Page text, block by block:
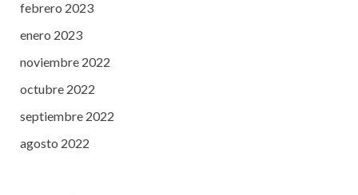
febrero 2023
enero 2023
noviembre 2022
octubre 2022
septiembre 2022
agosto 2022